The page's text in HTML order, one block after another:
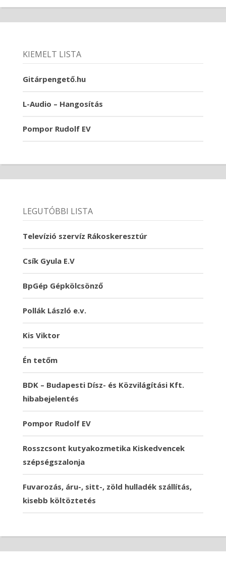
KIEMELT LISTA
Gitárpengető.hu
L-Audio – Hangosítás
Pompor Rudolf EV
LEGUTÓBBI LISTA
Televízió szervíz Rákoskeresztúr
Csík Gyula E.V
BpGép Gépkölcsönző
Pollák László e.v.
Kis Viktor
Én tetőm
BDK – Budapesti Dísz- és Közvilágítási Kft.
hibabejelentés
Pompor Rudolf EV
Rosszcsont kutyakozmetika Kiskedvencek
szépségszalonja
Fuvarozás, áru-, sitt-, zöld hulladék szállítás,
kisebb költöztetés